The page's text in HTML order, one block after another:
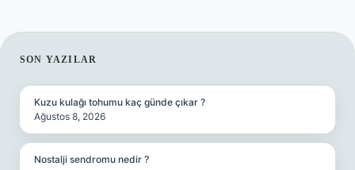
SIDEBAR
SON YAZILAR
Kuzu kulağı tohumu kaç günde çıkar ?
Ağustos 8, 2026
Nostalji sendromu nedir ?